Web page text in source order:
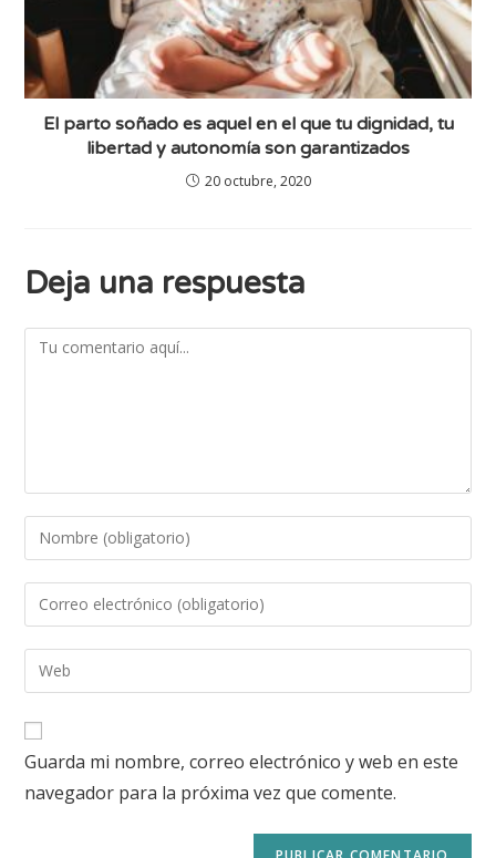
El parto soñado es aquel en el que tu dignidad, tu
libertad y autonomía son garantizados
20 octubre, 2020
Deja una respuesta
Guarda mi nombre, correo electrónico y web en este
navegador para la próxima vez que comente.